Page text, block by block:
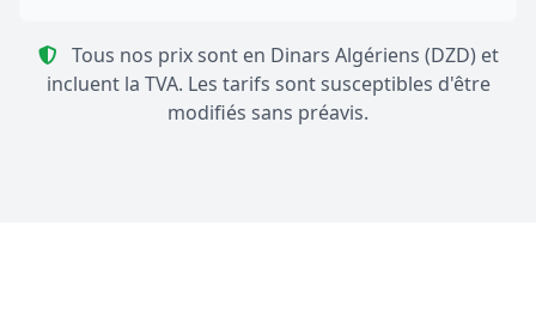
Tous nos prix sont en Dinars Algériens (DZD) et
incluent la TVA. Les tarifs sont susceptibles d'être
modifiés sans préavis.